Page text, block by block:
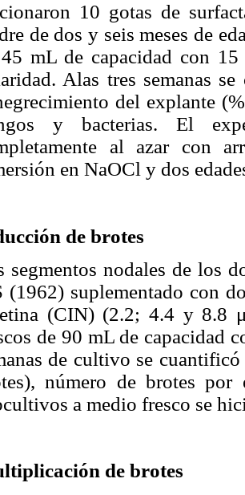
10 gotas de
de dos y seis meses de
mL de capacidad con
Alas tres semanas
del explante
y bacterias. El
al azar con
en NaOCl y dos
de brotes
segmentos nodales de los
(1962) suplementado con
(CIN) (2.2; 4.4 y 8.8
de 90 mL de capacidad
de cultivo se
número de brotes
a medio fresco se
de brotes